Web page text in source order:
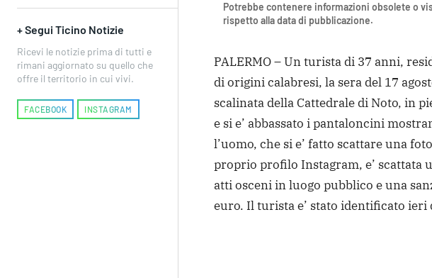
+ Segui Ticino Notizie
Ricevi le notizie prima di tutti e
rimani aggiornato su quello che
offre il territorio in cui vivi.
FACEBOOK INSTAGRAM
Potrebbe contenere informazioni obsolete o
rispetto alla data di pubblicazione.
PALERMO – Un turista di 37 anni,
di origini calabresi, la sera del 17
scalinata della Cattedrale di Noto, in
e si e’ abbassato i pantaloncini
l’uomo, che si e’ fatto scattare una
proprio profilo Instagram, e’ scattata
atti osceni in luogo pubblico e una
euro. Il turista e’ stato identificato ieri